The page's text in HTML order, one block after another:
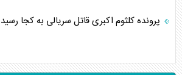
پرونده کلثوم اکبری قاتل سریالی به کجا